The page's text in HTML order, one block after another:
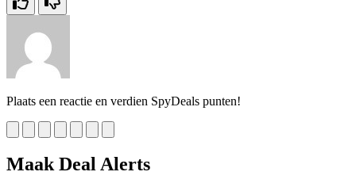
Plaats een reactie en verdien SpyDeals punten!
Maak Deal Alerts